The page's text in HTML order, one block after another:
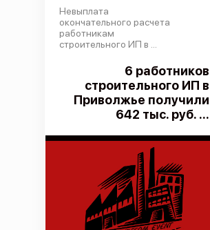
Невыплата
окончательного расчета
работникам
строительного ИП в ...
6 работников
строительного ИП в
Приволжье получили
642 тыс. руб. ...